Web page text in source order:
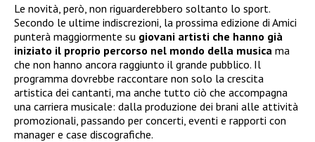
Le novità, però, non riguarderebbero soltanto lo sport.
Secondo le ultime indiscrezioni, la prossima edizione di Amici
punterà maggiormente su giovani artisti che hanno già
iniziato il proprio percorso nel mondo della musica ma
che non hanno ancora raggiunto il grande pubblico. Il
programma dovrebbe raccontare non solo la crescita
artistica dei cantanti, ma anche tutto ciò che accompagna
una carriera musicale: dalla produzione dei brani alle attività
promozionali, passando per concerti, eventi e rapporti con
manager e case discografiche.